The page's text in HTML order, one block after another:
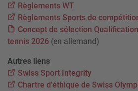
Règlements WT
Règlements Sports de
Concept de sélection
tennis 2026 (en allemand)
Autres liens
Swiss Sport Integrity
Chartre d'éthique de Swiss